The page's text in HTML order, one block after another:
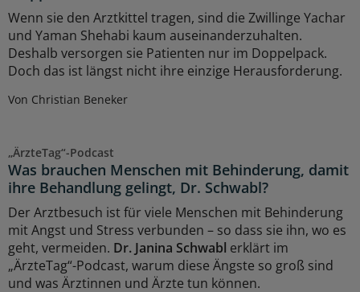
Wenn sie den Arztkittel tragen, sind die Zwillinge Yachar
und Yaman Shehabi kaum auseinanderzuhalten.
Deshalb versorgen sie Patienten nur im Doppelpack.
Doch das ist längst nicht ihre einzige Herausforderung.
Von Christian Beneker
„ÄrzteTag“-Podcast
Was brauchen Menschen mit Behinderung, damit
ihre Behandlung gelingt, Dr. Schwabl?
Der Arztbesuch ist für viele Menschen mit Behinderung
mit Angst und Stress verbunden – so dass sie ihn, wo es
geht, vermeiden. Dr. Janina Schwabl erklärt im
„ÄrzteTag“-Podcast, warum diese Ängste so groß sind
und was Ärztinnen und Ärzte tun können.